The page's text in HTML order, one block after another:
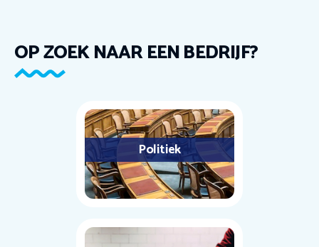
OP ZOEK NAAR EEN BEDRIJF?
Politiek